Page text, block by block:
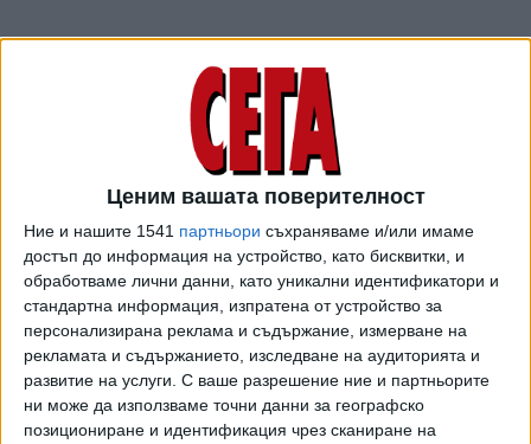
Ценим вашата поверителност
Ние и нашите 1541 партньори съхраняваме и/или имаме
достъп до информация на устройство, като бисквитки, и
обработваме лични данни, като уникални идентификатори и
стандартна информация, изпратена от устройство за
персонализирана реклама и съдържание, измерване на
рекламата и съдържанието, изследване на аудиторията и
развитие на услуги. С ваше разрешение ние и партньорите
ни може да използваме точни данни за географско
позициониране и идентификация чрез сканиране на
Skype е основан през 2003 г. от скандинавците Никлас
Зенстрьом и Янус Фрис в Естония. Той революционизира
интернет комуникацията, предлагайки безплатни гласови
разговори между компютри и достъпни цени за
разговори със стационарни и мобилни телефони.
С течение на годините и с подобряването на скоростта
на интернет Skype се развива, като включва
видеоразговори, незабавни съобщения, споделяне на
файлове и функции за групова комуникация.
До 2005 г. броят на регистрираните потребители на